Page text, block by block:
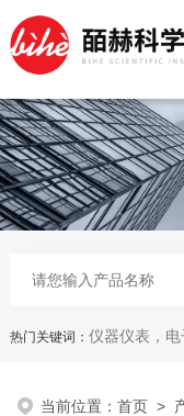
热门关键词： 仪器仪表，电子设备
当前位置：首页 >